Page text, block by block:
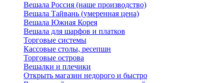
Вешала Россия (наше производство)
Вешала Тайвань (умеренная цена)
Вешала Южная Корея
Вешала для шарфов и платков
Торговые системы
Кассовые столы, ресепшн
Торговые острова
Вешалки и плечики
Открыть магазин недорого и быстро